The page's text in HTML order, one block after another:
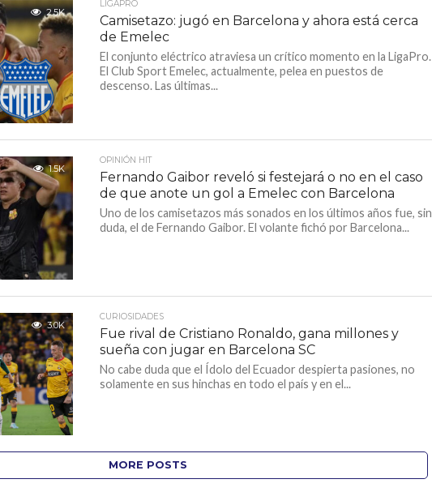
2.5K
LIGAPRO
Camisetazo: jugó en Barcelona y ahora está cerca
de Emelec
El conjunto eléctrico atraviesa un crítico momento en la LigaPro.
El Club Sport Emelec, actualmente, pelea en puestos de
descenso. Las últimas...
1.5K
OPINIÓN HIT
Fernando Gaibor reveló si festejará o no en el caso
de que anote un gol a Emelec con Barcelona
Uno de los camisetazos más sonados en los últimos años fue, sin
duda, el de Fernando Gaibor. El volante fichó por Barcelona...
3.0K
CURIOSIDADES
Fue rival de Cristiano Ronaldo, gana millones y
sueña con jugar en Barcelona SC
No cabe duda que el Ídolo del Ecuador despierta pasiones, no
solamente en sus hinchas en todo el país y en el...
MORE POSTS